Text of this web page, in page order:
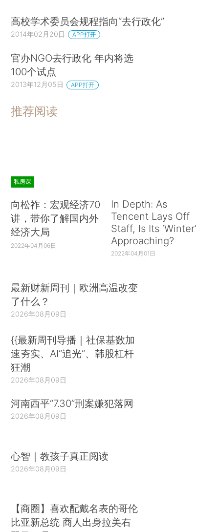
高校学术委员会规程指向“去行政化”
2014年02月20日 APP打开
官办NGO去行政化 年内将选
100个试点
2013年12月05日 APP打开
推荐阅读
私房课
向松祚：宏观经济70
讲，带你了解国内外
经济大局
2022年04月06日
In Depth: As
Tencent Lays Off
Staff, Is Its ‘Winter’
Approaching?
2022年04月01日
最新财新周刊｜欧洲高温改变
了什么？
2026年08月09日
{{最新周刊导播｜社保基数加
速夯实、AI“追光”、韩股杠杆
狂潮
2026年08月09日
河南西平“7.30”刑案嫌犯落网
2026年08月09日
心智｜教孩子真正阅读
2026年08月09日
【商圈】喜欢配戴名表的哥伦
比亚新总统 商人出身拉美右